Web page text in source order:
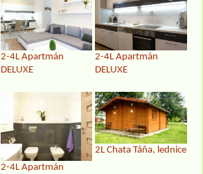
2-4L Apartmán
DELUXE
2-4L Apartmán
DELUXE
2-4L Apartmán
2L Chata Táňa, lednice